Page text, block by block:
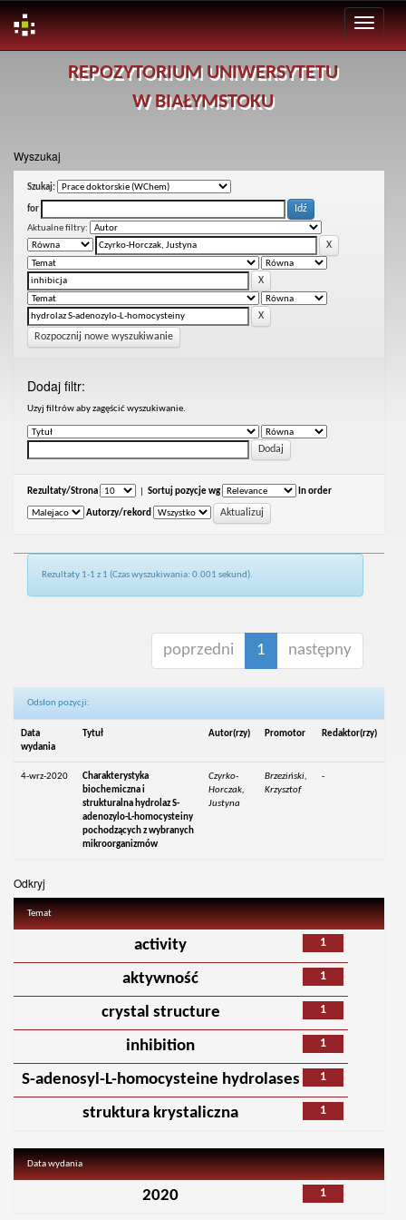
REPOZYTORIUM UNIWERSYTETU
W BIAŁYMSTOKU
Wyszukaj
Szukaj:
for
Aktualne filtry:
Rozpocznij nowe wyszukiwanie
Dodaj filtr:
Uzyj filtrów aby zagęścić wyszukiwanie.
Rezultaty/Strona Sortuj pozycje wg In order
Autorzy/rekord
Rezultaty 1-1 z 1 (Czas wyszukiwania: 0.001 sekund).
poprzedni 1 następny
Odsłon pozycji:
Data
wydania
Tytuł Autor(rzy) Promotor Redaktor(rzy)
4-wrz-2020
Charakterystyka
biochemiczna i
strukturalna hydrolaz S-
adenozylo-L-homocysteiny
pochodzących z wybranych
mikroorganizmów
Czyrko-
Horczak,
Justyna
Brzeziński,
Krzysztof
-
Odkryj
Temat
1
activity
1
aktywność
1
crystal structure
1
inhibition
1
S-adenosyl-L-homocysteine hydrolases
1
struktura krystaliczna
Data wydania
1
2020